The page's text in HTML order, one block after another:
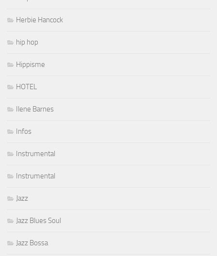
Herbie Hancock
hip hop
Hippisme
HOTEL
Ilene Barnes
Infos
Instrumental
Instrumental
Jazz
Jazz Blues Soul
Jazz Bossa